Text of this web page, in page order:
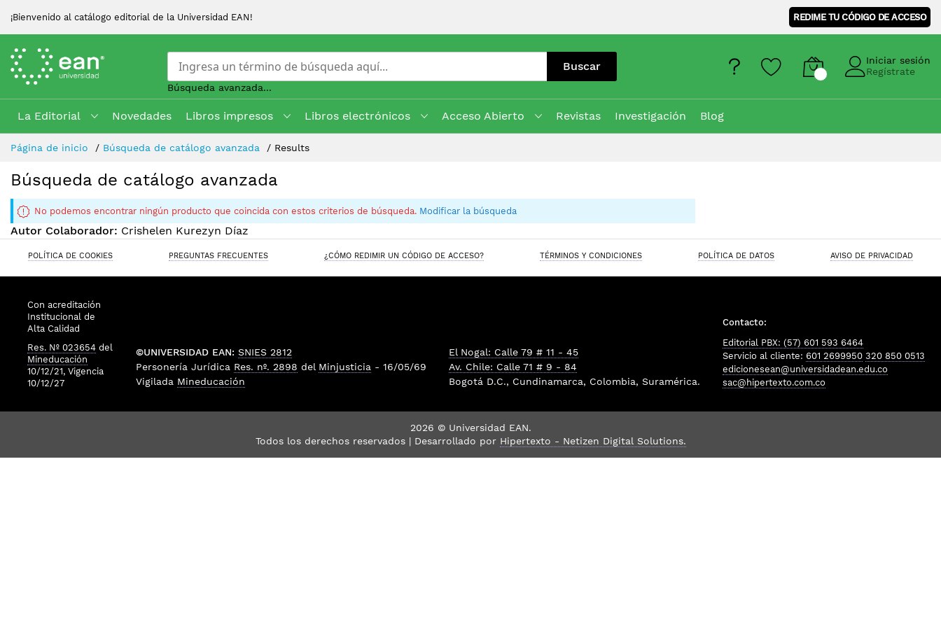
¡Bienvenido al catálogo editorial de la Universidad EAN! REDIME TU CÓDIGO DE ACCESO
Buscar
Búsqueda avanzada...
Iniciar sesión
Regístrate
La Editorial Novedades Libros impresos Libros electrónicos Acceso Abierto Revistas Investigación
Blog
Skip
Content
Página de inicio Búsqueda de catálogo avanzada Results
Búsqueda de catálogo avanzada
No podemos encontrar ningún producto que coincida con estos criterios de búsqueda. Modificar la búsqueda
Autor Colaborador: Crishelen Kurezyn Díaz
POLÍTICA DE COOKIES PREGUNTAS FRECUENTES ¿CÓMO REDIMIR UN CÓDIGO DE ACCESO? TÉRMINOS Y CONDICIONES POLÍTICA DE DATOS AVISO DE PRIVACIDAD
Con acreditación
Institucional de
Alta Calidad
Res. Nº 023654 del
Mineducación
10/12/21, Vigencia
10/12/27
©UNIVERSIDAD EAN: SNIES 2812
Personería Jurídica Res. nº. 2898 del Minjusticia - 16/05/69
Vigilada Mineducación
El Nogal: Calle 79 # 11 - 45
Av. Chile: Calle 71 # 9 - 84
Bogotá D.C., Cundinamarca, Colombia, Suramérica.
Contacto:
Editorial PBX: (57) 601 593 6464
Servicio al cliente: 601 2699950 320 850 0513
edicionesean@universidadean.edu.co
sac@hipertexto.com.co
2026 © Universidad EAN.
Todos los derechos reservados | Desarrollado por Hipertexto - Netizen Digital Solutions.